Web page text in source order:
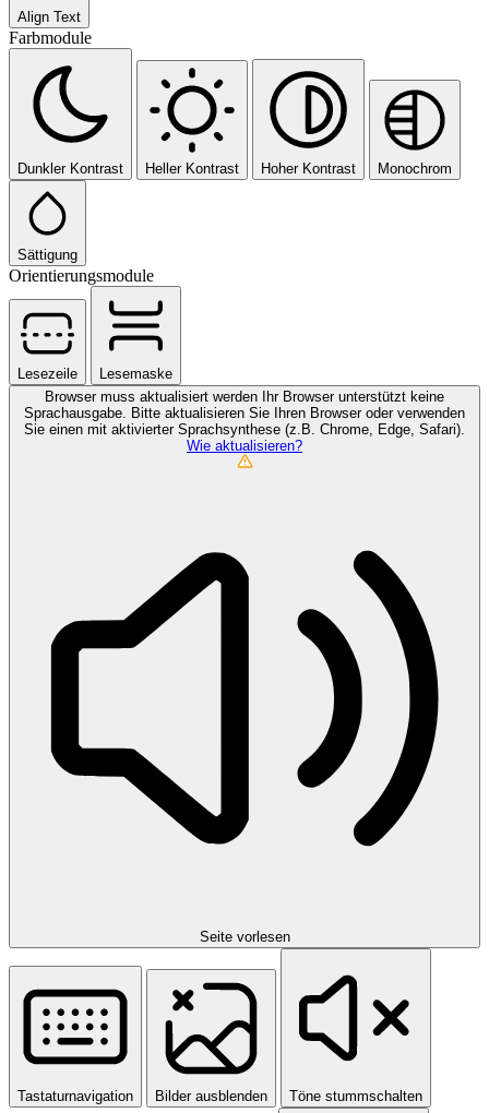
Align Text
Farbmodule
Dunkler Kontrast Heller Kontrast Hoher Kontrast Monochrom
Sättigung
Orientierungsmodule
Lesezeile
Lesemaske
Browser muss aktualisiert werden
Ihr Browser unterstützt keine
Sprachausgabe. Bitte aktualisieren Sie Ihren Browser oder verwenden
Sie einen mit aktivierter Sprachsynthese (z.B. Chrome, Edge, Safari).
Wie aktualisieren?
Seite vorlesen
Tastaturnavigation Bilder ausblenden Töne stummschalten